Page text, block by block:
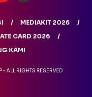
MEDIAKIT 2026
CARD 2026
KAMI
ALL RIGHTS RESERVED